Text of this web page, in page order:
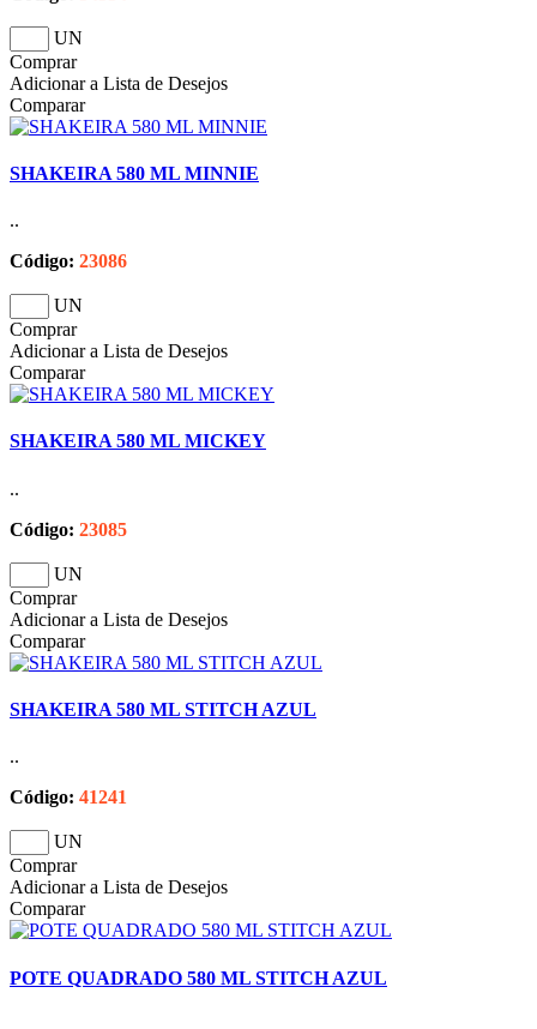
UN
Comprar
Adicionar a Lista de Desejos
Comparar
SHAKEIRA 580 ML MINNIE
..
Código: 23086
UN
Comprar
Adicionar a Lista de Desejos
Comparar
SHAKEIRA 580 ML MICKEY
..
Código: 23085
UN
Comprar
Adicionar a Lista de Desejos
Comparar
SHAKEIRA 580 ML STITCH AZUL
..
Código: 41241
UN
Comprar
Adicionar a Lista de Desejos
Comparar
POTE QUADRADO 580 ML STITCH AZUL